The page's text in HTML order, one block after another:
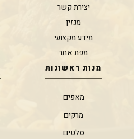
יצירת קשר
מגזין
מידע מקצועי
מפת אתר
מנות ראשונות
מאפים
מרקים
סלטים